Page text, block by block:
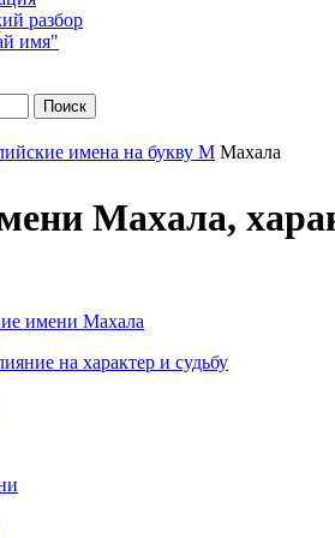
разбор
имя"
Поиск
имена на букву М Махала
Махала,
имени Махала
на характер и судьбу